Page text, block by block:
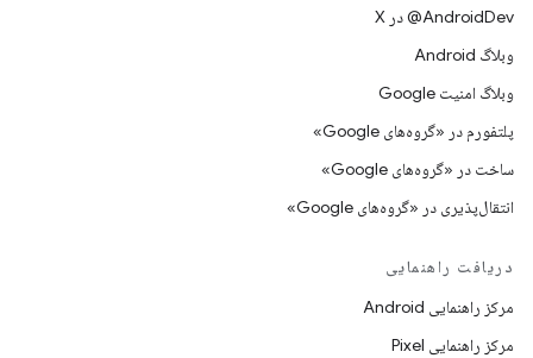
‫‎@AndroidDev در X
وبلاگ Android
وبلاگ امنیت Google
پلتفورم در «گروه‌های Google»
ساخت در «گروه‌های Google»
انتقال‌پذیری در «گروه‌های Google»
دریافت راهنمایی
مرکز راهنمایی Android
مرکز راهنمایی Pixel